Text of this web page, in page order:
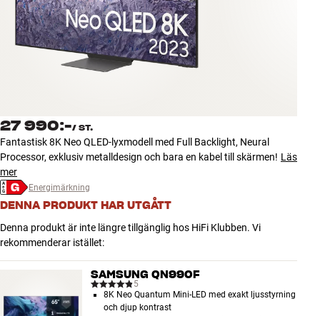
Tillbehör
INSPIRATION
NYHETER
ERBJUDANDEN
Hitta Butik
Kundtjänst
Logga in
Kundtjänst
27 990:-/ ST.
Fantastisk 8K Neo QLED-lyxmodell med Full Backlight, Neural
Processor, exklusiv metalldesign och bara en kabel till skärmen! Läs
mer
Energimärkning
DENNA PRODUKT HAR UTGÅTT
Denna produkt är inte längre tillgänglig hos HiFi Klubben. Vi
rekommenderar istället:
SAMSUNG QN990F
5
8K Neo Quantum Mini-LED med exakt ljusstyrning
och djup kontrast